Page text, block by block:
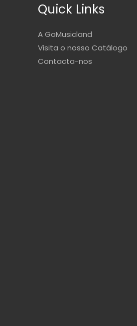
Quick Links
A GoMusicland
Visita o nosso Catálogo
Contacta-nos